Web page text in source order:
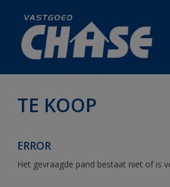
TE KOOP
ERROR
Het gevraagde pand bestaat niet of is